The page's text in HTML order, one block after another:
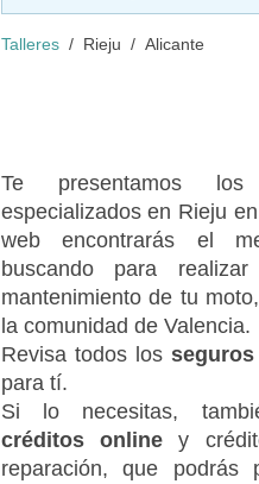
Talleres Rieju Alicante
Te presentamos
especializados en Rieju
web encontrarás el
buscando para
mantenimiento de tu
la comunidad de Valencia.
Revisa todos los
para tí.
Si lo necesitas,
créditos onliney
reparación, que podrás